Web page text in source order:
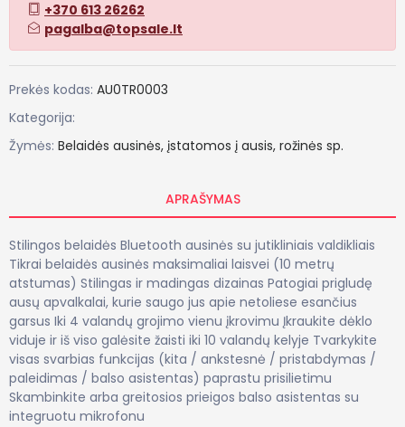
+370 613 26262
pagalba@topsale.lt
Prekės kodas: AU0TR0003
Kategorija:
Žymės: Belaidės ausinės, įstatomos į ausis, rožinės sp.
APRAŠYMAS
Stilingos belaidės Bluetooth ausinės su jutikliniais valdikliais
Tikrai belaidės ausinės maksimaliai laisvei (10 metrų
atstumas) Stilingas ir madingas dizainas Patogiai prigludę
ausų apvalkalai, kurie saugo jus apie netoliese esančius
garsus Iki 4 valandų grojimo vienu įkrovimu Įkraukite dėklo
viduje ir iš viso galėsite žaisti iki 10 valandų kelyje Tvarkykite
visas svarbias funkcijas (kita / ankstesnė / pristabdymas /
paleidimas / balso asistentas) paprastu prisilietimu
Skambinkite arba greitosios prieigos balso asistentas su
integruotu mikrofonu